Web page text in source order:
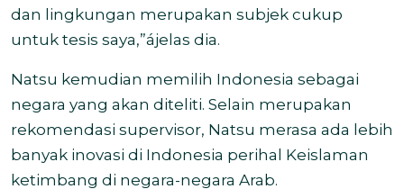
dan lingkungan merupakan subjek cukup
untuk tesis saya,”ájelas dia.
Natsu kemudian memilih Indonesia sebagai
negara yang akan diteliti. Selain merupakan
rekomendasi supervisor, Natsu merasa ada lebih
banyak inovasi di Indonesia perihal Keislaman
ketimbang di negara-negara Arab.